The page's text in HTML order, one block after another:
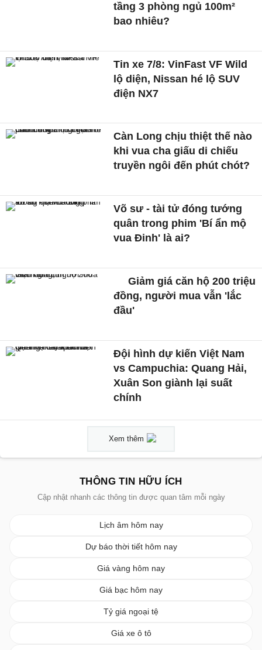
tầng 3 phòng ngủ 100m²
bao nhiêu?
Tin xe 7/8: VinFast VF Wild
lộ diện, Nissan hé lộ SUV
điện NX7
Càn Long chịu thiệt thế nào
khi vua cha giấu di chiếu
truyền ngôi đến phút chót?
Võ sư - tài tử đóng tướng
quân trong phim 'Bí ẩn mộ
vua Đinh' là ai?
Giảm giá căn hộ 200 triệu
đồng, người mua vẫn 'lắc
đầu'
Đội hình dự kiến Việt Nam
vs Campuchia: Quang Hải,
Xuân Son giành lại suất
chính
Xem thêm
THÔNG TIN HỮU ÍCH
Cập nhật nhanh các thông tin được quan tâm mỗi ngày
Lịch âm hôm nay
Dự báo thời tiết hôm nay
Giá vàng hôm nay
Giá bạc hôm nay
Tỷ giá ngoại tệ
Giá xe ô tô